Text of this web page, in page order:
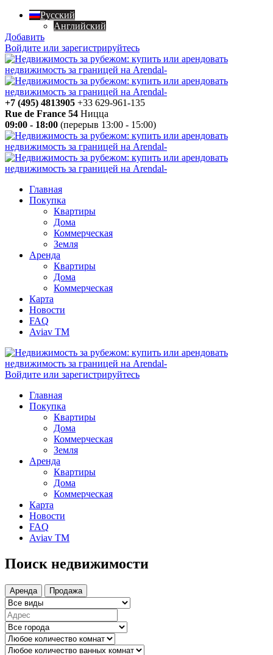
Русский
Английский
Добавить
Войдите или зарегистрируйтесь
+7 (495) 4813905 +33 629-961-135
Rue de France 54 Ницца
09:00 - 18:00 (перерыв 13:00 - 15:00)
Главная
Покупка
Квартиры
Дома
Коммерческая
Земля
Аренда
Квартиры
Дома
Коммерческая
Карта
Новости
FAQ
Aviav TM
Войдите или зарегистрируйтесь
Главная
Покупка
Квартиры
Дома
Коммерческая
Земля
Аренда
Квартиры
Дома
Коммерческая
Карта
Новости
FAQ
Aviav TM
Поиск недвижимости
Аренда Продажа